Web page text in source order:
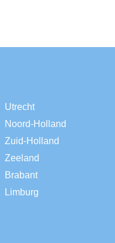
Utrecht
Noord-Holland
Zuid-Holland
Zeeland
Brabant
Limburg